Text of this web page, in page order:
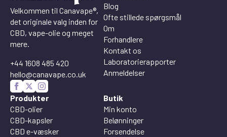
Velkommen til Canavape®,
det originale valg inden for
CBD, vape-olie og meget
mere.
+44 1608 485 420
hello@canavape.co.uk
Blog
Ofte stillede spørgsmål
Om
Forhandlere
Kontakt os
Laboratorierapporter
Anmeldelser
Produkter
CBD-olier
CBD-kapsler
CBD e-væsker
Butik
Min konto
Belønninger
Forsendelse